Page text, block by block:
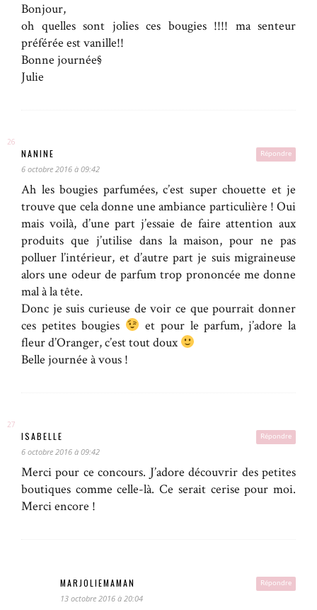
Bonjour,
oh quelles sont jolies ces bougies !!!! ma senteur
préférée est vanille!!
Bonne journée§
Julie
Répondre
NANINE
6 octobre 2016 à 09:42
Ah les bougies parfumées, c’est super chouette et je
trouve que cela donne une ambiance particulière ! Oui
mais voilà, d’une part j’essaie de faire attention aux
produits que j’utilise dans la maison, pour ne pas
polluer l’intérieur, et d’autre part je suis migraineuse
alors une odeur de parfum trop prononcée me donne
mal à la tête.
Donc je suis curieuse de voir ce que pourrait donner
ces petites bougies
et pour le parfum, j’adore la
fleur d’Oranger, c’est tout doux
Belle journée à vous !
Répondre
ISABELLE
6 octobre 2016 à 09:42
Merci pour ce concours. J’adore découvrir des petites
boutiques comme celle-là. Ce serait cerise pour moi.
Merci encore !
Répondre
MARJOLIEMAMAN
13 octobre 2016 à 20:04